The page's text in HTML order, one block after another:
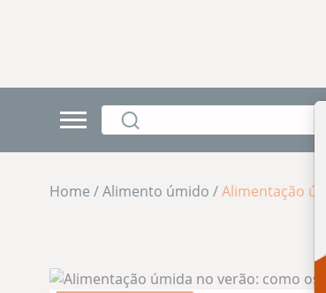
Home / Alimento úmido /Alimentação